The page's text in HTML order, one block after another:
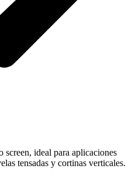
ideal para aplicaciones
tensadas y cortinas verticales.